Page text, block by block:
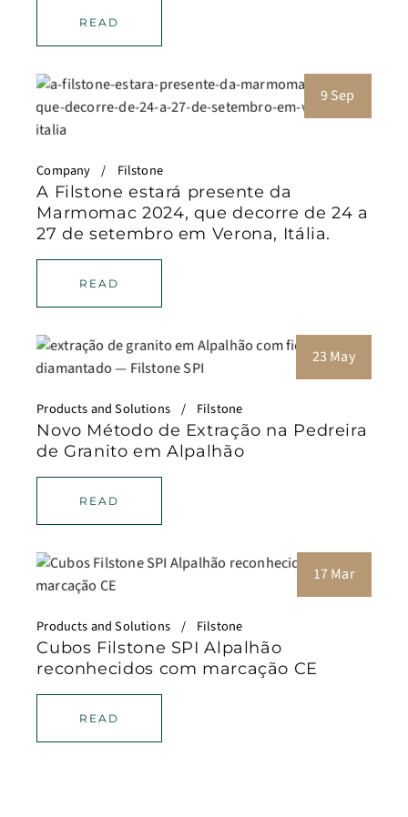
READ
9 Sep
Company Filstone
A Filstone estará presente da
Marmomac 2024, que decorre de 24 a
27 de setembro em Verona, Itália.
READ
23 May
Products and Solutions Filstone
Novo Método de Extração na Pedreira
de Granito em Alpalhão
READ
17 Mar
Products and Solutions Filstone
Cubos Filstone SPI Alpalhão
reconhecidos com marcação CE
READ